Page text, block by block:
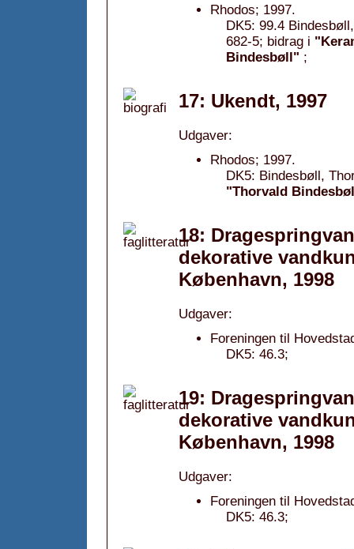
Rhodos; 1997.
DK5: 99.4
682-5; bidrag i
Bindesbøll" ;
17: Ukendt, 1997
Udgaver:
Rhodos; 1997.
DK5: Bindesbøll,
"Thorvald
18:
dekorative
København, 1998
Udgaver:
Foreningen til
DK5: 46.3;
19:
dekorative
København, 1998
Udgaver:
Foreningen til
DK5: 46.3;